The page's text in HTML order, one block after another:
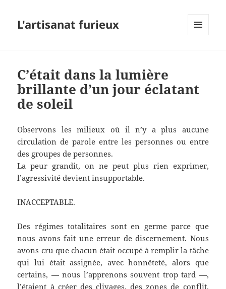
L'artisanat furieux
C’était dans la lumière
brillante d’un jour éclatant
de soleil
Observons les milieux où il n’y a plus aucune
circulation de parole entre les personnes ou entre
des groupes de personnes.
La peur grandit, on ne peut plus rien exprimer,
l’agressivité devient insupportable.
INACCEPTABLE.
Des régimes totalitaires sont en germe parce que
nous avons fait une erreur de discernement. Nous
avons cru que chacun était occupé à remplir la tâche
qui lui était assignée, avec honnêteté, alors que
certains, — nous l’apprenons souvent trop tard —,
l’étaient à créer des clivages, des zones de conflit,